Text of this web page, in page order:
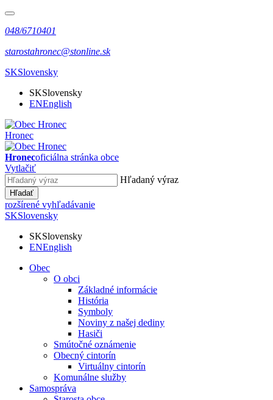
048/6710401
starostahronec@stonline.sk
SKSlovensky
SKSlovensky
ENEnglish
Hronec
Hronecoficiálna stránka obce
Vytlačiť
Hľadaný výraz
Hľadať
rozšírené vyhľadávanie
SKSlovensky
SKSlovensky
ENEnglish
Obec
O obci
Základné informácie
História
Symboly
Noviny z našej dediny
Hasiči
Smútočné oznámenie
Obecný cintorín
Virtuálny cintorín
Komunálne služby
Samospráva